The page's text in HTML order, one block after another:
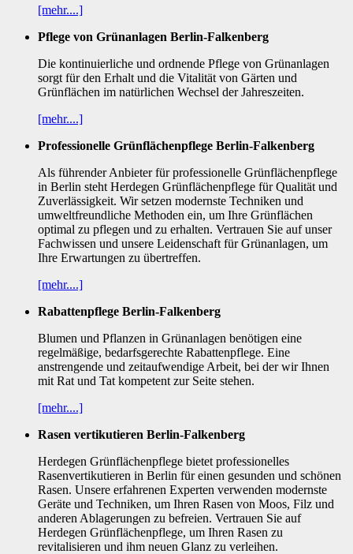
[mehr....]
Pflege von Grünanlagen Berlin-Falkenberg
Die kontinuierliche und ordnende Pflege von Grünanlagen
sorgt für den Erhalt und die Vitalität von Gärten und
Grünflächen im natürlichen Wechsel der Jahreszeiten.
[mehr....]
Professionelle Grünflächenpflege Berlin-Falkenberg
Als führender Anbieter für professionelle Grünflächenpflege
in Berlin steht Herdegen Grünflächenpflege für Qualität und
Zuverlässigkeit. Wir setzen modernste Techniken und
umweltfreundliche Methoden ein, um Ihre Grünflächen
optimal zu pflegen und zu erhalten. Vertrauen Sie auf unser
Fachwissen und unsere Leidenschaft für Grünanlagen, um
Ihre Erwartungen zu übertreffen.
[mehr....]
Rabattenpflege Berlin-Falkenberg
Blumen und Pflanzen in Grünanlagen benötigen eine
regelmäßige, bedarfsgerechte Rabattenpflege. Eine
anstrengende und zeitaufwendige Arbeit, bei der wir Ihnen
mit Rat und Tat kompetent zur Seite stehen.
[mehr....]
Rasen vertikutieren Berlin-Falkenberg
Herdegen Grünflächenpflege bietet professionelles
Rasenvertikutieren in Berlin für einen gesunden und schönen
Rasen. Unsere erfahrenen Experten verwenden modernste
Geräte und Techniken, um Ihren Rasen von Moos, Filz und
anderen Ablagerungen zu befreien. Vertrauen Sie auf
Herdegen Grünflächenpflege, um Ihren Rasen zu
revitalisieren und ihm neuen Glanz zu verleihen.